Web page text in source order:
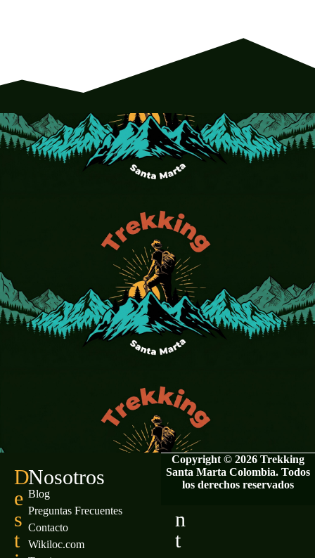
D
e
s
t
Nosotros
Blog
Preguntas Frecuentes
Contacto
Wikiloc.com
C
n
t
Copyright © 2026 Trekking
Santa Marta Colombia. Todos
los derechos reservados